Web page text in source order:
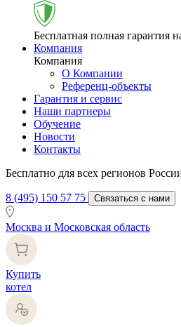
Бесплатная полная гарантия
Компания
Компания
О Компании
Референц-объекты
Гарантия и сервис
Наши партнеры
Обучение
Новости
Контакты
Бесплатно для всех регионов
8 (495) 150 57 75 Связаться с нами
Москва и Московская область
Купить
котел